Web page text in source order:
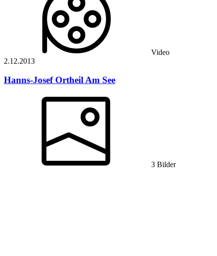
Video
2.12.2013
Hanns-Josef Ortheil Am See
3 Bilder